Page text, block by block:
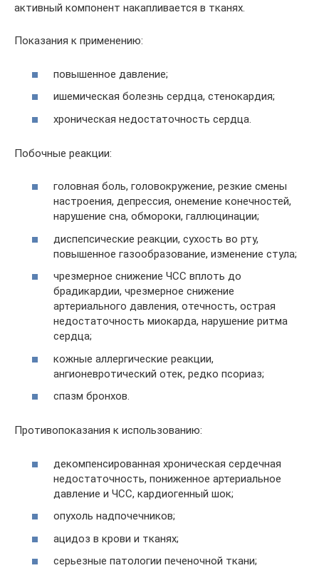
активный компонент накапливается в тканях.
Показания к применению:
повышенное давление;
ишемическая болезнь сердца, стенокардия;
хроническая недостаточность сердца.
Побочные реакции:
головная боль, головокружение, резкие смены
настроения, депрессия, онемение конечностей,
нарушение сна, обмороки, галлюцинации;
диспепсические реакции, сухость во рту,
повышенное газообразование, изменение стула;
чрезмерное снижение ЧСС вплоть до
брадикардии, чрезмерное снижение
артериального давления, отечность, острая
недостаточность миокарда, нарушение ритма
сердца;
кожные аллергические реакции,
ангионевротический отек, редко псориаз;
спазм бронхов.
Противопоказания к использованию:
декомпенсированная хроническая сердечная
недостаточность, пониженное артериальное
давление и ЧСС, кардиогенный шок;
опухоль надпочечников;
ацидоз в крови и тканях;
серьезные патологии печеночной ткани;